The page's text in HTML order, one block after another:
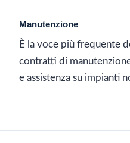
Manutenzione
È la voce più frequente
contratti di
e assistenza su impianti